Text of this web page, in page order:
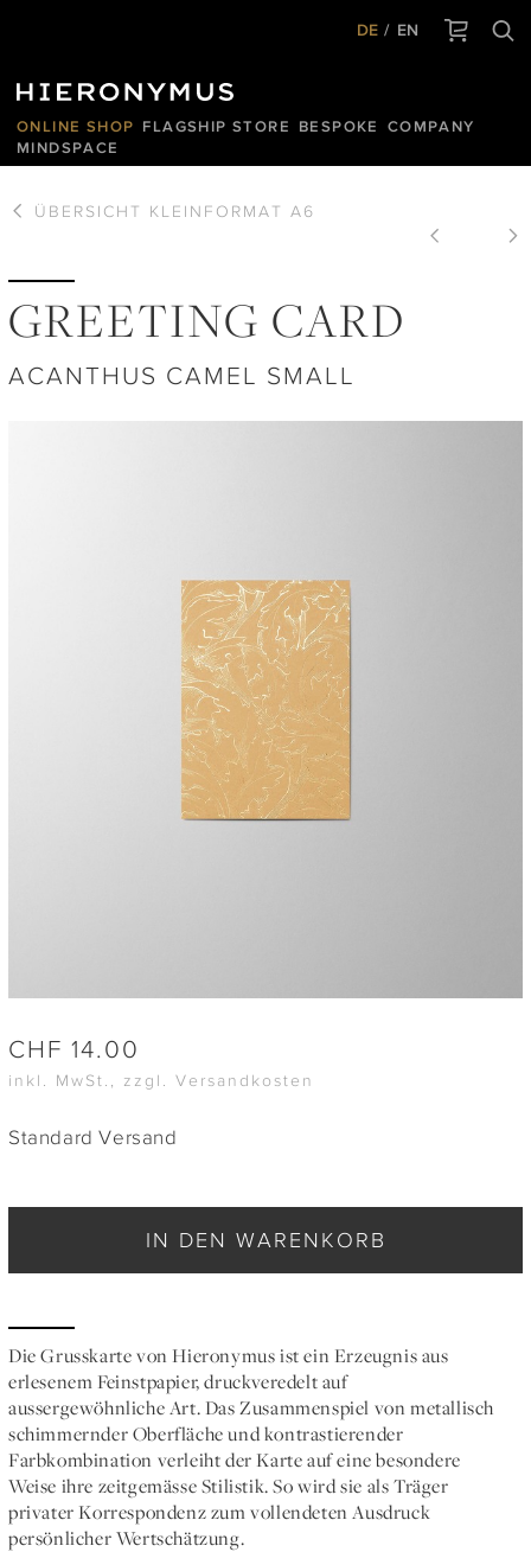
DE EN
ONLINE SHOP FLAGSHIP STORE BESPOKE
COMPANY
MINDSPACE
ÜBERSICHT KLEINFORMAT A6
GREETING CARD
ACANTHUS CAMEL SMALL
CHF 14.00
inkl. MwSt., zzgl. Versandkosten
Standard Versand
IN DEN WARENKORB
Die Grusskarte von Hieronymus ist ein Erzeugnis aus
erlesenem Feinstpapier, druckveredelt auf
aussergewöhnliche Art. Das Zusammenspiel von metallisch
schimmernder Oberfläche und kontrastierender
Farbkombination verleiht der Karte auf eine besondere
Weise ihre zeitgemässe Stilistik. So wird sie als Träger
privater Korrespondenz zum vollendeten Ausdruck
persönlicher Wertschätzung.